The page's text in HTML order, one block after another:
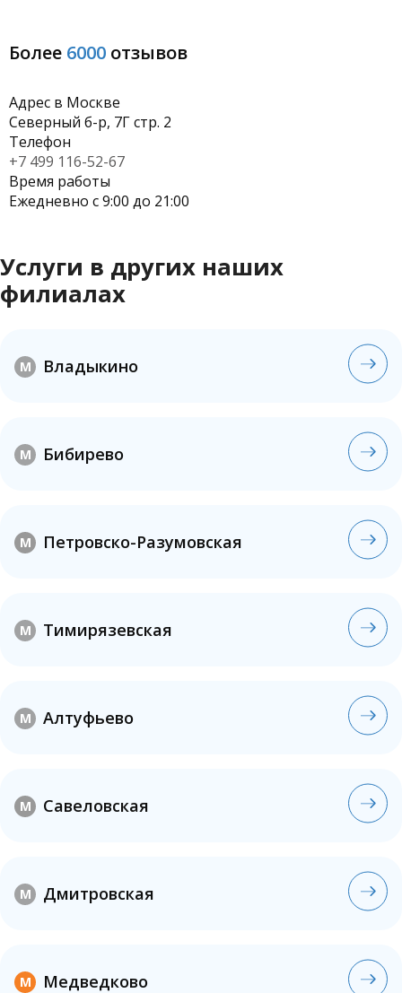
Более 6000 отзывов
Адрес в Москве
Северный б-р, 7Г стр. 2
Телефон
+7 499 116-52-67
Время работы
Ежедневно с 9:00 до 21:00
Услуги в других наших
филиалах
M Владыкино
M Бибирево
M Петровско-Разумовская
M Тимирязевская
M Алтуфьево
M Савеловская
M Дмитровская
M Медведково